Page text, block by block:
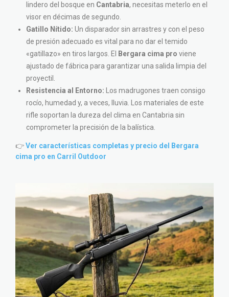
lindero del bosque en Cantabria, necesitas meterlo en el
visor en décimas de segundo.
Gatillo Nítido: Un disparador sin arrastres y con el peso
de presión adecuado es vital para no dar el temido
«gatillazo» en tiros largos. El
Bergara cima pro viene
ajustado de fábrica para garantizar una salida limpia del
proyectil.
Resistencia al Entorno: Los madrugones traen consigo
rocío, humedad y, a veces, lluvia. Los materiales de este
rifle soportan la dureza del clima en Cantabria sin
comprometer la precisión de la balística.
👉Ver características completas y precio del Bergara
cima pro en Carril Outdoor